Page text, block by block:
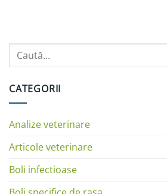
CATEGORII
Analize veterinare
Articole veterinare
Boli infectioase